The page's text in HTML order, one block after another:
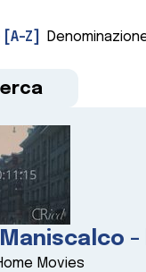
Z]
-
Movies